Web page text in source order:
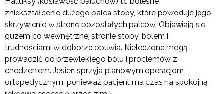
zniekształcenie dużego palca stopy, które powoduje jego
skrzywienie w stronę pozostałych palców. Objawiają się
guzem po wewnętrznej stronie stopy, bólem i
trudnościami w doborze obuwia. Nieleczone mogą
prowadzić do przewlekłego bólu i problemów z
chodzeniem. Jesień sprzyja planowym operacjom
ortopedycznym, ponieważ pacjent ma czas na spokojną